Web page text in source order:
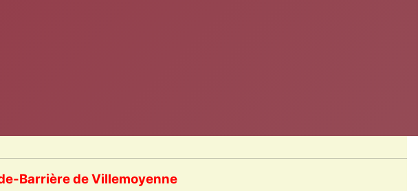
Barrière de Villemoyenne